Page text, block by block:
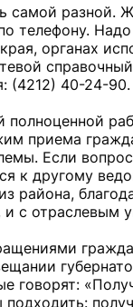
разной.
телефону.
органах
(4212) 40-24-90.
полноценной
приема
Если
к другому
района,
и с отраслевым
говорят: